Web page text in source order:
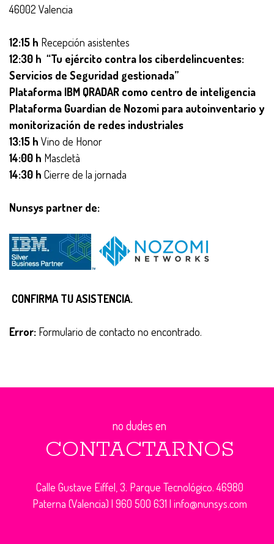
46002 Valencia
12:15 h Recepción asistentes
12:30 h “Tu ejército contra los ciberdelincuentes:
Servicios de Seguridad gestionada”
Plataforma IBM QRADAR como centro de inteligencia
Plataforma Guardian de Nozomi para autoinventario y
monitorización de redes industriales
13:15 h Vino de Honor
14:00 h Mascletà
14:30 h Cierre de la jornada
Nunsys partner de:
CONFIRMA TU ASISTENCIA.
Error: Formulario de contacto no encontrado.
no dudes en
CONTACTARNOS
Calle Gustave Eiffel, 3. Parque Tecnológico. 46980
Paterna (Valencia) | 960 500 631 | info@nunsys.com